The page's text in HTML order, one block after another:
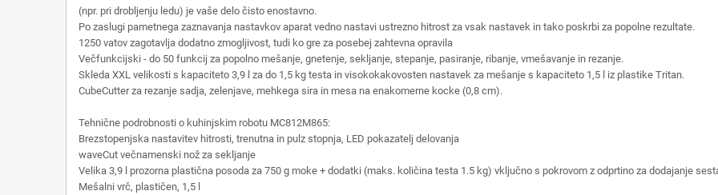
(npr. pri drobljenju ledu) je vaše delo čisto enostavno.
Po zaslugi pametnega zaznavanja nastavkov aparat vedno nastavi ustrezno hitrost za vsak nastavek in tako poskrbi za popolne rezultate.
1250 vatov zagotavlja dodatno zmogljivost, tudi ko gre za posebej zahtevna opravila
Večfunkcijski - do 50 funkcij za popolno mešanje, gnetenje, sekljanje, stepanje, pasiranje, ribanje, vmešavanje in rezanje.
Skleda XXL velikosti s kapaciteto 3,9 l za do 1,5 kg testa in visokokakovosten nastavek za mešanje s kapaciteto 1,5 l iz plastike Tritan.
CubeCutter za rezanje sadja, zelenjave, mehkega sira in mesa na enakomerne kocke (0,8 cm).
Tehnične podrobnosti o kuhinjskim robotu MC812M865:
Brezstopenjska nastavitev hitrosti, trenutna in pulz stopnja, LED pokazatelj delovanja
waveCut večnamenski nož za sekljanje
Velika 3,9 l prozorna plastična posoda za 750 g moke + dodatki (maks. količina testa 1.5 kg) vključno s pokrovom z odprtino za dodajanje
Mešalni vrč, plastičen, 1,5 l